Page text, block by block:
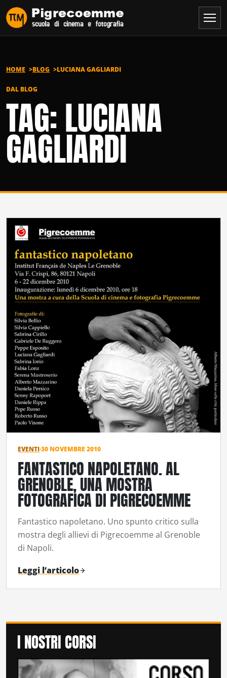
Vai al contenuto
HOME BLOG LUCIANA GAGLIARDI
DAL BLOG
TAG: LUCIANA
GAGLIARDI
EVENTI·30 NOVEMBRE 2010
FANTASTICO NAPOLETANO. AL
GRENOBLE, UNA MOSTRA
FOTOGRAFICA DI PIGRECOEMME
Fantastico napoletano. Uno spunto critico sulla
mostra degli allievi di Pigrecoemme al Grenoble
di Napoli.
Leggi l’articolo
I NOSTRI CORSI